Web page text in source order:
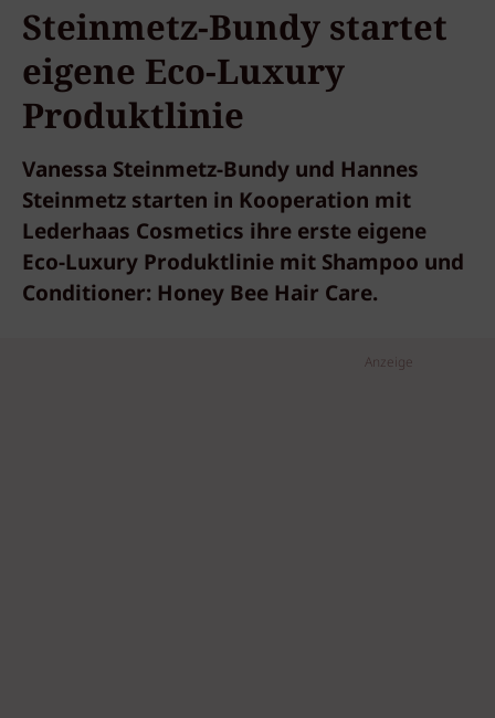
Steinmetz-Bundy startet
eigene Eco-Luxury
Produktlinie
Vanessa Steinmetz-Bundy und Hannes
Steinmetz starten in Kooperation mit
Lederhaas Cosmetics ihre erste eigene
Eco-Luxury Produktlinie mit Shampoo und
Conditioner: Honey Bee Hair Care.
Anzeige